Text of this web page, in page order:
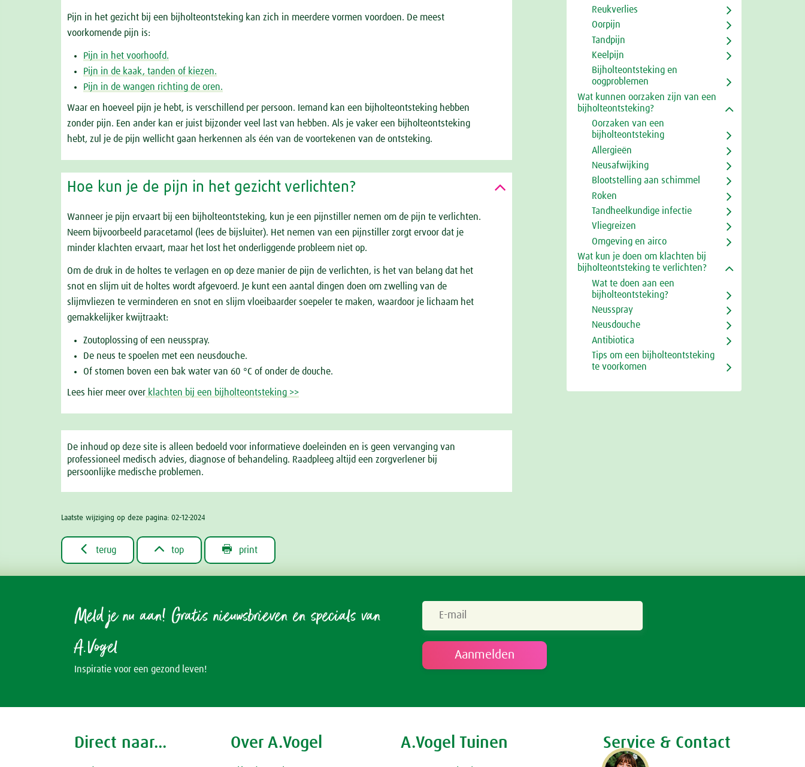
Pijn in het gezicht bij een bijholteontsteking kan zich in meerdere vormen voordoen. De meest
voorkomende pijn is:
Pijn in het voorhoofd.
Pijn in de kaak, tanden of kiezen.
Pijn in de wangen richting de oren.
Waar en hoeveel pijn je hebt, is verschillend per persoon. Iemand kan een bijholteontsteking hebben
zonder pijn. Een ander kan er juist bijzonder veel last van hebben. Als je vaker een bijholteontsteking
hebt, zul je de pijn wellicht gaan herkennen als één van de voortekenen van de ontsteking.
Hoe kun je de pijn in het gezicht verlichten?
Wanneer je pijn ervaart bij een bijholteontsteking, kun je een pijnstiller nemen om de pijn te verlichten.
Neem bijvoorbeeld paracetamol (lees de bijsluiter). Het nemen van een pijnstiller zorgt ervoor dat je
minder klachten ervaart, maar het lost het onderliggende probleem niet op.
Om de druk in de holtes te verlagen en op deze manier de pijn de verlichten, is het van belang dat het
snot en slijm uit de holtes wordt afgevoerd. Je kunt een aantal dingen doen om zwelling van de
slijmvliezen te verminderen en snot en slijm vloeibaarder soepeler te maken, waardoor je lichaam het
gemakkelijker kwijtraakt:
Zoutoplossing of een neusspray.
De neus te spoelen met een neusdouche.
Of stomen boven een bak water van 60 °C of onder de douche.
Lees hier meer over klachten bij een bijholteontsteking >>
De inhoud op deze site is alleen bedoeld voor informatieve doeleinden en is geen vervanging van
professioneel medisch advies, diagnose of behandeling. Raadpleeg altijd een zorgverlener bij
persoonlijke medische problemen.
Reukverlies
Oorpijn
Tandpijn
Keelpijn
Bijholteontsteking en
oogproblemen
Wat kunnen oorzaken zijn van een
bijholteontsteking?
Oorzaken van een
bijholteontsteking
Allergieën
Neusafwijking
Blootstelling aan schimmel
Roken
Tandheelkundige infectie
Vliegreizen
Omgeving en airco
Wat kun je doen om klachten bij
bijholteontsteking te verlichten?
Wat te doen aan een
bijholteontsteking?
Neusspray
Neusdouche
Antibiotica
Tips om een bijholteontsteking
te voorkomen
Laatste wijziging op deze pagina: 02-12-2024
 terug  top  print
Meld je nu aan! Gratis nieuwsbrieven en specials van
A.Vogel
Inspiratie voor een gezond leven!
Direct naar... Over A.Vogel A.Vogel Tuinen Service & Contact